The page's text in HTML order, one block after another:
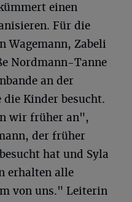
einen
Für die
Wagemann, Zabeli
Nordmann-Tanne
an der
die Kinder besucht.
wir früher an",
der früher
hat und Syla
erhalten alle
von uns." Leiterin